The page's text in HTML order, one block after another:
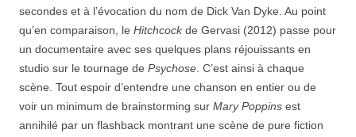
secondes et à l’évocation du nom de Dick Van Dyke. Au point
qu’en comparaison, le Hitchcockde Gervasi (2012) passe pour
un documentaire avec ses quelques plans réjouissants en
studio sur le tournage de Psychose . C’est ainsi à chaque
scène. Tout espoir d’entendre une chanson en entier ou de
voir un minimum de brainstorming sur Mary Poppins est
annihilé par un flashback montrant une scène de pure fiction